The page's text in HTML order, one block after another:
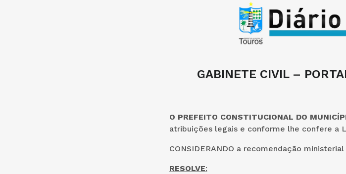
GABINETE CIVIL –
O PREFEITO CONSTITUCIONAL DO
atribuições legais e conforme lhe confere a
CONSIDERANDO a recomendação
RESOLVE: